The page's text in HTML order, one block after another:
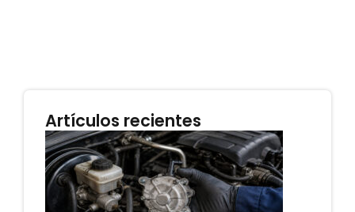
Artículos recientes